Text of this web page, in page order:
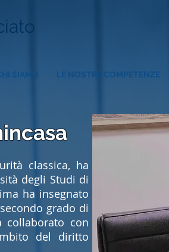
SIAMO LE NOSTRE COMPETENZE
classica, ha
degli Studi di
ha insegnato
grado di
con
del diritto